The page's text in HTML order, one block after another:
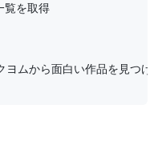
覧を取得
ムから面白い作品を見つ